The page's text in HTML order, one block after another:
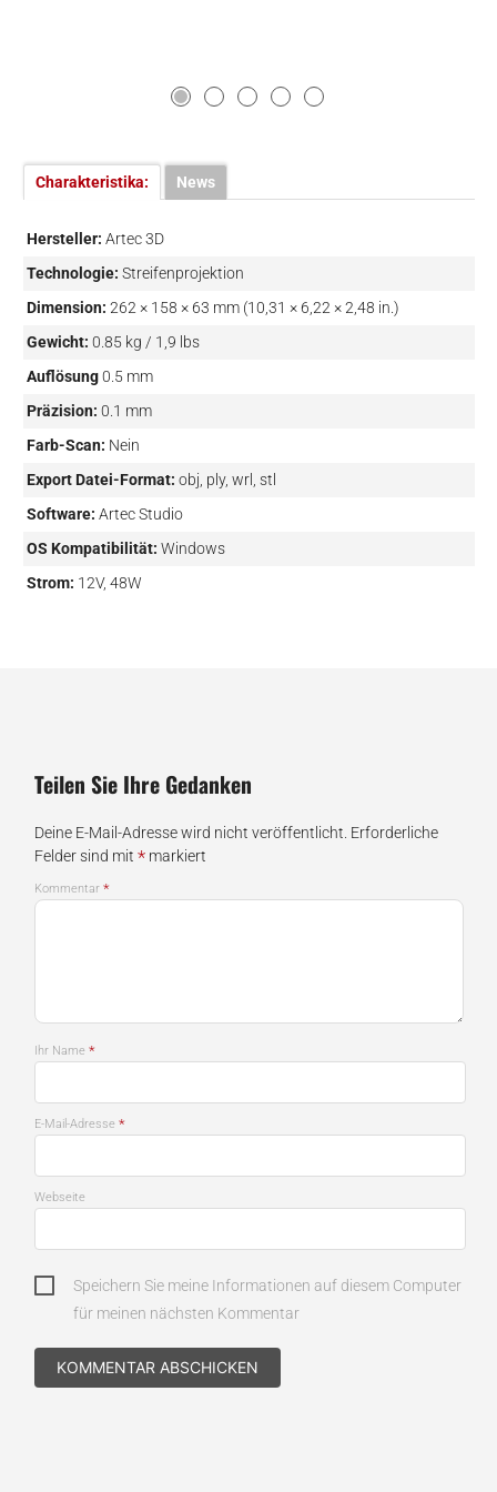
Charakteristika: News
Hersteller: Artec 3D
Technologie: Streifenprojektion
Dimension: 262 × 158 × 63 mm (10,31 × 6,22 × 2,48 in.)
Gewicht: 0.85 kg / 1,9 lbs
Auflösung 0.5 mm
Präzision: 0.1 mm
Farb-Scan: Nein
Export Datei-Format: obj, ply, wrl, stl
Software: Artec Studio
OS Kompatibilität: Windows
Strom: 12V, 48W
Teilen Sie Ihre Gedanken
Deine E-Mail-Adresse wird nicht veröffentlicht. Erforderliche
Felder sind mit *markiert
Kommentar *
Ihr Name *
E-Mail-Adresse *
Webseite
Speichern Sie meine Informationen auf diesem Computer
für meinen nächsten Kommentar